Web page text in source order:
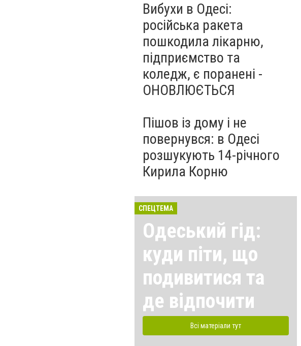
Вибухи в Одесі:
російська ракета
пошкодила лікарню,
підприємство та
коледж, є поранені -
ОНОВЛЮЄТЬСЯ
Пішов із дому і не
повернувся: в Одесі
розшукують 14-річного
Кирила Корню
СПЕЦТЕМА
Одеський гід:
куди піти, що
подивитися та
де відпочити
Всі матеріали тут